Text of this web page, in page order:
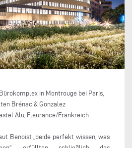
in Montrouge bei Paris,
Brénac & Gonzalez
Alu, Fleurance/Frankreich
Benoist „beide perfekt wissen, was